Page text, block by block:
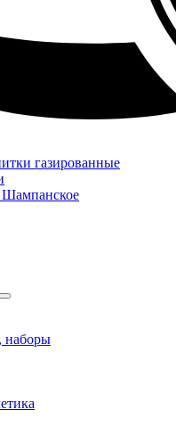
газированные
Шампанское
наборы